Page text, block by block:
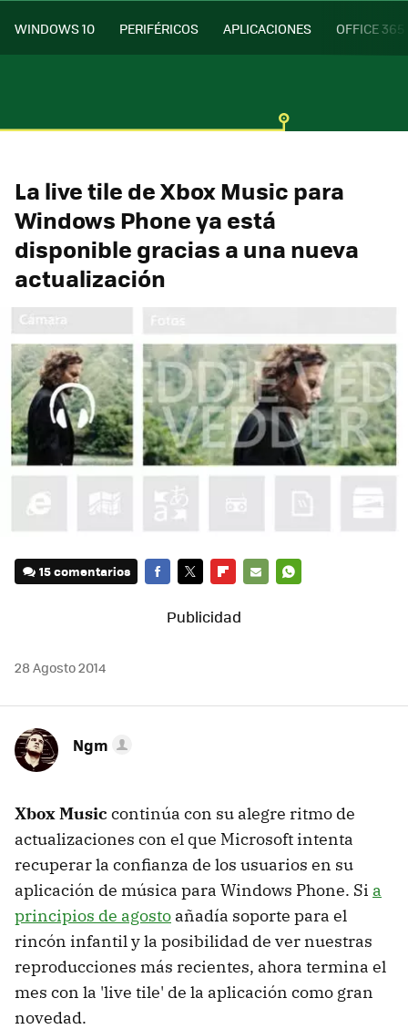
WINDOWS 10 PERIFÉRICOS APLICACIONES OFFICE 365
La live tile de Xbox Music para
Windows Phone ya está
disponible gracias a una nueva
actualización
15 comentarios
28 Agosto 2014
Ngm
Xbox Music continúa con su alegre ritmo de
actualizaciones con el que Microsoft intenta
recuperar la confianza de los usuarios en su
aplicación de música para Windows Phone. Si a
principios de agosto añadía soporte para el
rincón infantil y la posibilidad de ver nuestras
reproducciones más recientes, ahora termina el
mes con la 'live tile' de la aplicación como gran
novedad.